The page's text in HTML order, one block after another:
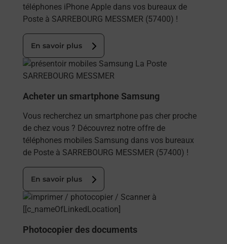
téléphones iPhone Apple dans vos bureaux de
Poste à SARREBOURG MESSMER (57400) !
En savoir plus
En savoir plus
Acheter un smartphone Samsung
Vous recherchez un smartphone pas cher proche
de chez vous ? Découvrez notre offre de
téléphones mobiles Samsung dans vos bureaux
de Poste à SARREBOURG MESSMER (57400) !
En savoir plus
En savoir plus
Photocopier des documents